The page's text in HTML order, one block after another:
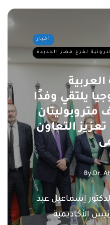
أخبار
لفرع مصر الجديدة
يلتقي وفدًا
متروبوليتان
التعاون
ByDr.
إسماعيل عبد
الأكاديمية